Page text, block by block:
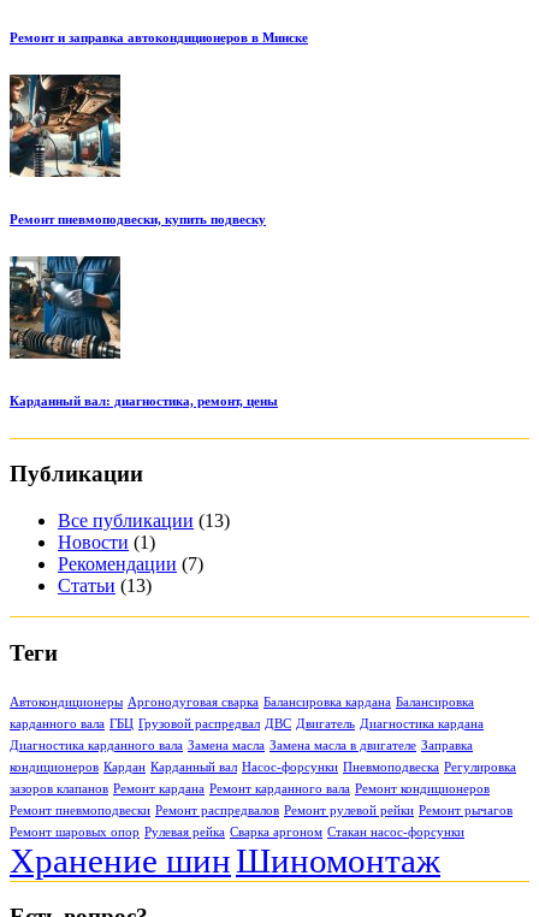
Ремонт и заправка автокондиционеров в Минске
Ремонт пневмоподвески, купить подвеску
Карданный вал: диагностика, ремонт, цены
Публикации
Все публикации (13)
Новости (1)
Рекомендации (7)
Статьи (13)
Теги
Автокондиционеры Аргонодуговая сварка Балансировка кардана Балансировка
карданного вала ГБЦ Грузовой распредвал ДВС Двигатель Диагностика кардана
Диагностика карданного вала Замена масла Замена масла в двигателе Заправка
кондиционеров Кардан Карданный вал Насос-форсунки Пневмоподвеска Регулировка
зазоров клапанов Ремонт кардана Ремонт карданного вала Ремонт кондиционеров
Ремонт пневмоподвески Ремонт распредвалов Ремонт рулевой рейки Ремонт рычагов
Ремонт шаровых опор Рулевая рейка Сварка аргоном Стакан насос-форсунки
Хранение шинШиномонтаж